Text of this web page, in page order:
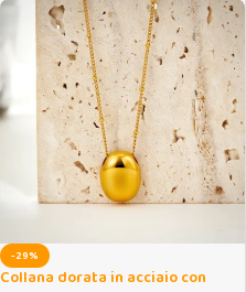
-29%
Collana dorata in acciaio con